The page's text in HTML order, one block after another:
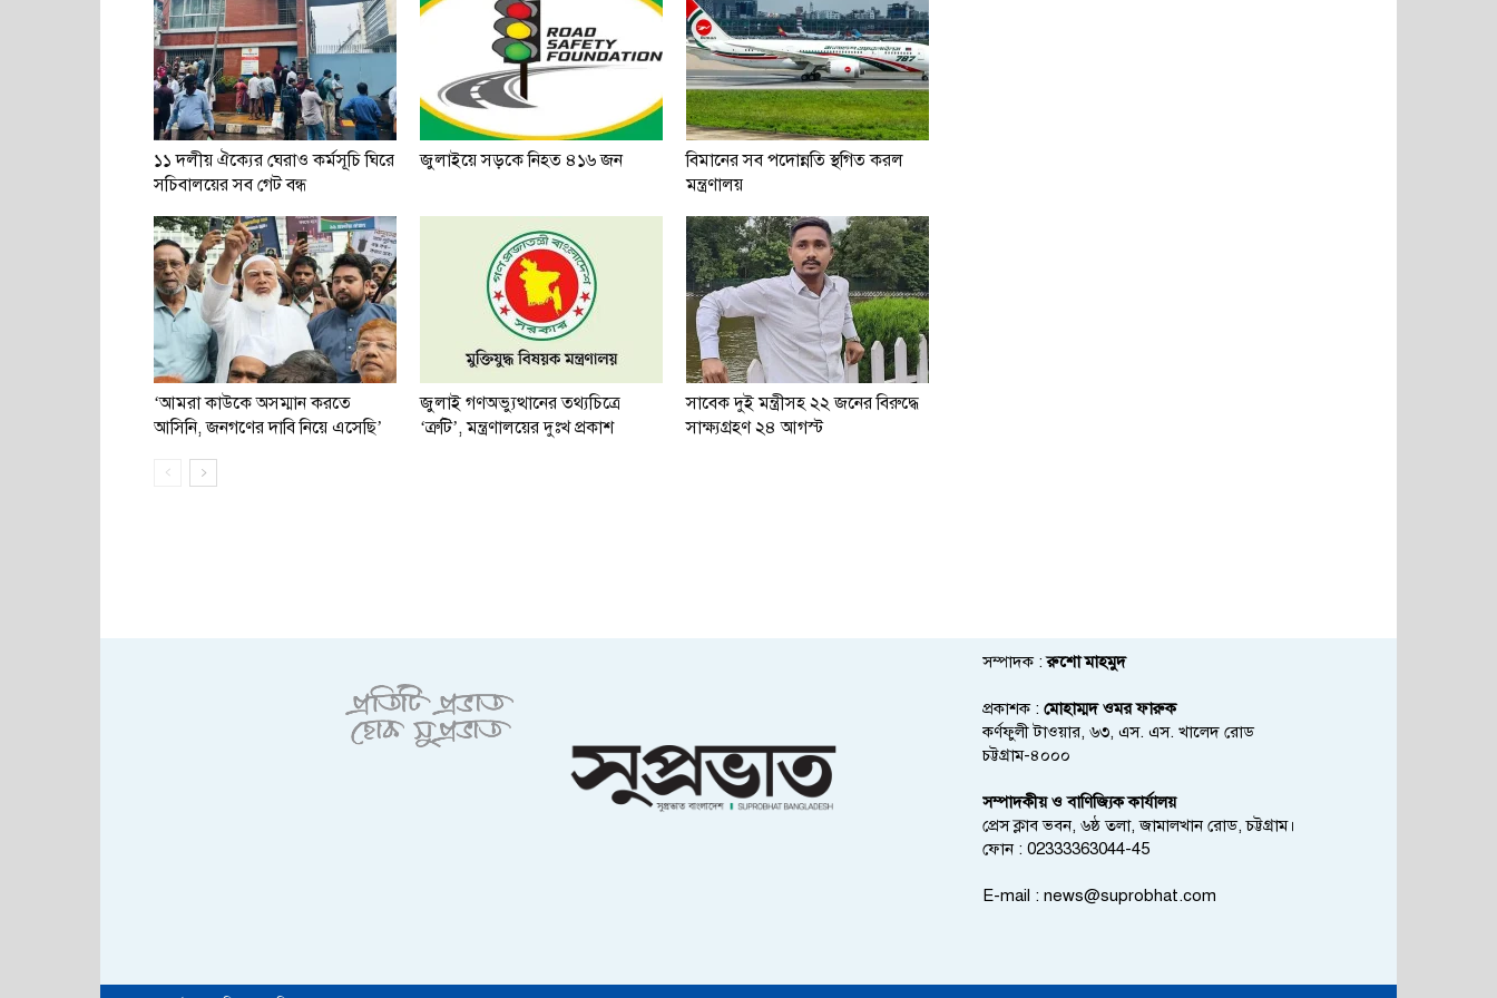
১১ দলীয় ঐক্যের ঘেরাও কর্মসূচি ঘিরে
সচিবালয়ের সব গেট বন্ধ
জুলাইয়ে সড়কে নিহত ৪১৬ জন
বিমানের সব পদোন্নতি স্থগিত করল
মন্ত্রণালয়
‘আমরা কাউকে অসম্মান করতে
আসিনি, জনগণের দাবি নিয়ে এসেছি’
জুলাই গণঅভ্যুত্থানের তথ্যচিত্রে
‘ত্রুটি’, মন্ত্রণালয়ের দুঃখ প্রকাশ
সাবেক দুই মন্ত্রীসহ ২২ জনের বিরুদ্ধে
সাক্ষ্যগ্রহণ ২৪ আগস্ট
সম্পাদক :রুশো মাহমুদ
প্রকাশক : মোহাম্মদ ওমর ফারুক
কর্ণফুলী টাওয়ার, ৬৩, এস. এস. খালেদ রোড
চট্টগ্রাম-৪০০০
সম্পাদকীয় ও বাণিজ্যিক কার্যালয়
প্রেস ক্লাব ভবন, ৬ষ্ঠ তলা, জামালখান রোড, চট্টগ্রাম।
ফোন : 02333363044-45
E-mail : news@suprobhat.com